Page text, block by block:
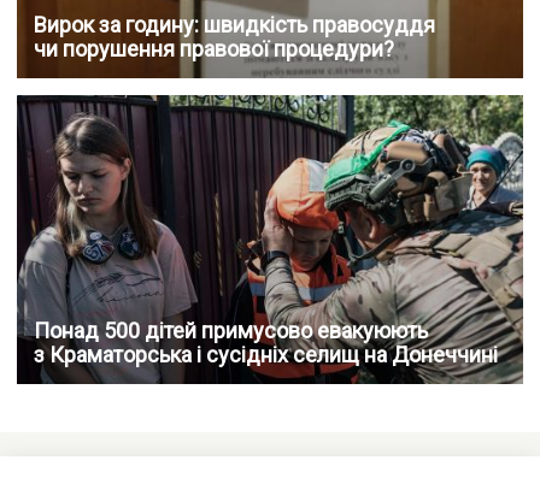
Вирок за годину: швидкість правосуддя
чи порушення правової процедури?
Понад 500 дітей примусово евакуюють
з Краматорська і сусідніх селищ на Донеччині